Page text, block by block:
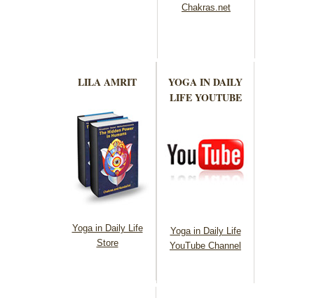
Chakras.net
LILA AMRIT
Yoga in Daily Life
Store
YOGA IN DAILY
LIFE YOUTUBE
Yoga in Daily Life
YouTube Channel